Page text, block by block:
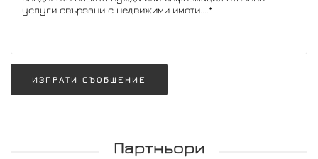
ИЗПРАТИ СЪОБЩЕНИЕ
Партньори